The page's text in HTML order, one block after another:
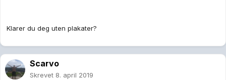
Klarer du deg uten plakater?
Scarvo
Skrevet 8. april 2019